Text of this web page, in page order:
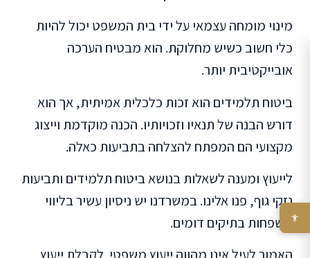
מינוי מומחה עצמאי על ידי בית המשפט יכול להיות
כלי חשוב כשיש מחלוקת. הוא מבטיח הערכה
אובייקטיבית יותר.
ביטוח תלמידים הוא זכות כלכלית אמיתית, אך הוא
דורש הבנה של תנאיו וזכויותיו. הכנה מוקדמת וייצוג
מקצועי הם המפתח להצלחה בתביעות כאלה.
לייעוץ ומענה לשאלות בנושא ביטוח תלמידים ותביעות
נזקי גוף, פנו אלינו. במשרדנו יש ניסיון עשיר בליווי
משפחות בתיקים דומים.